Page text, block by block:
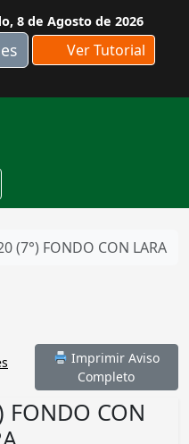
8 de Agosto de 2026
Ver Tutorial
(7°) FONDO CON LARA
Imprimir Aviso
Completo
FONDO CON